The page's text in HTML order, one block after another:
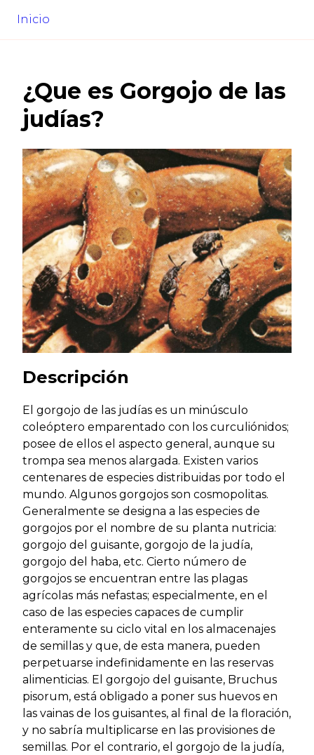
Inicio
¿Que es Gorgojo de las
judías?
Descripción
El gorgojo de las judías es un minúsculo
coleóptero emparentado con los curculiónidos;
posee de ellos el aspecto general, aunque su
trompa sea menos alargada. Existen varios
centenares de especies distribuidas por todo el
mundo. Algunos gorgojos son cosmopolitas.
Generalmente se designa a las especies de
gorgojos por el nombre de su planta nutricia:
gorgojo del guisante, gorgojo de la judía,
gorgojo del haba, etc. Cierto número de
gorgojos se encuentran entre las plagas
agrícolas más nefastas; especialmente, en el
caso de las especies capaces de cumplir
enteramente su ciclo vital en los almacenajes
de semillas y que, de esta manera, pueden
perpetuarse indefinidamente en las reservas
alimenticias. El gorgojo del guisante, Bruchus
pisorum, está obligado a poner sus huevos en
las vainas de los guisantes, al final de la floración,
y no sabría multiplicarse en las provisiones de
semillas. Por el contrario, el gorgojo de la judía,